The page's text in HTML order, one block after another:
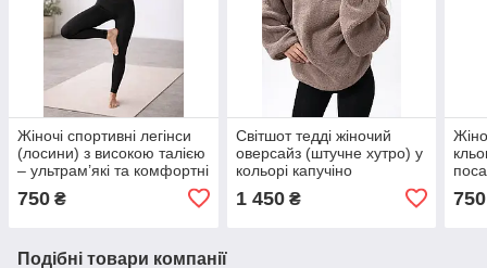
Жіночі спортивні легінси
(лосини) з високою талією
– ультрам’які та комфортні
750 ₴
Світшот тедді жіночий
оверсайз (штучне хутро) у
кольорі капучіно
1 450₴ 750
Подібні товари компанії